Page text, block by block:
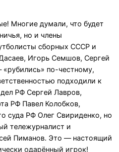
Многие думали, что будет
но и члены
сборных СССР и
Игорь Семшов, Сергей
по-честному,
подходили к
РФ Сергей Лавров,
РФ Павел Колобков,
суда РФ Олег Свириденко, но
тележурналист и
Пиманов. Это — настоящий
одарённый игрок!